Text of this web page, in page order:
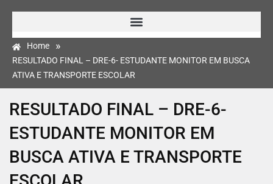
Home »
RESULTADO FINAL – DRE-6- ESTUDANTE MONITOR EM BUSCA
ATIVA E TRANSPORTE ESCOLAR
RESULTADO FINAL – DRE-6-
ESTUDANTE MONITOR EM
BUSCA ATIVA E TRANSPORTE